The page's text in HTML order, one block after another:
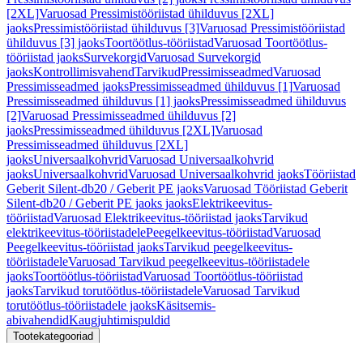
[2XL]Varuosad Pressimistööriistad ühilduvus [2XL]
jaoksPressimistööriistad ühilduvus [3]Varuosad Pressimistööriistad
ühilduvus [3] jaoksToortöötlus-tööriistadVaruosad Toortöötlus-
tööriistad jaoksSurvekorgidVaruosad Survekorgid
jaoksKontrollimisvahendTarvikudPressimisseadmedVaruosad
Pressimisseadmed jaoksPressimisseadmed ühilduvus [1]Varuosad
Pressimisseadmed ühilduvus [1] jaoksPressimisseadmed ühilduvus
[2]Varuosad Pressimisseadmed ühilduvus [2]
jaoksPressimisseadmed ühilduvus [2XL]Varuosad
Pressimisseadmed ühilduvus [2XL]
jaoksUniversaalkohvridVaruosad Universaalkohvrid
jaoksUniversaalkohvridVaruosad Universaalkohvrid jaoksTööriistad
Geberit Silent-db20 / Geberit PE jaoksVaruosad Tööriistad Geberit
Silent-db20 / Geberit PE jaoks jaoksElektrikeevitus-
tööriistadVaruosad Elektrikeevitus-tööriistad jaoksTarvikud
elektrikeevitus-tööriistadelePeegelkeevitus-tööriistadVaruosad
Peegelkeevitus-tööriistad jaoksTarvikud peegelkeevitus-
tööriistadeleVaruosad Tarvikud peegelkeevitus-tööriistadele
jaoksToortöötlus-tööriistadVaruosad Toortöötlus-tööriistad
jaoksTarvikud torutöötlus-tööriistadeleVaruosad Tarvikud
torutöötlus-tööriistadele jaoksKäsitsemis-
abivahendidKaugjuhtimispuldid
Tootekategooriad